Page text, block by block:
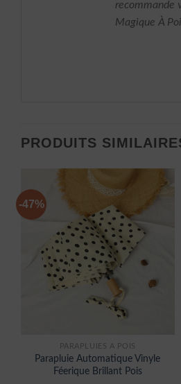
recommande
Magique À
PRODUITS
-47%
PARAPLUIES À POIS
Parapluie Automatique Vinyle
Féerique Brillant Pois